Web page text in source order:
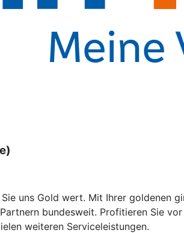
uns Gold wert. Mit Ihrer goldenen
bundesweit. Profitieren Sie
weiteren Serviceleistungen.